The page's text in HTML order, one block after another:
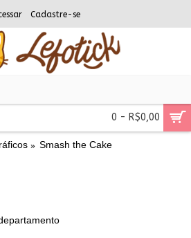
Cadastre-se
0 - R$0,00
Smash the Cake